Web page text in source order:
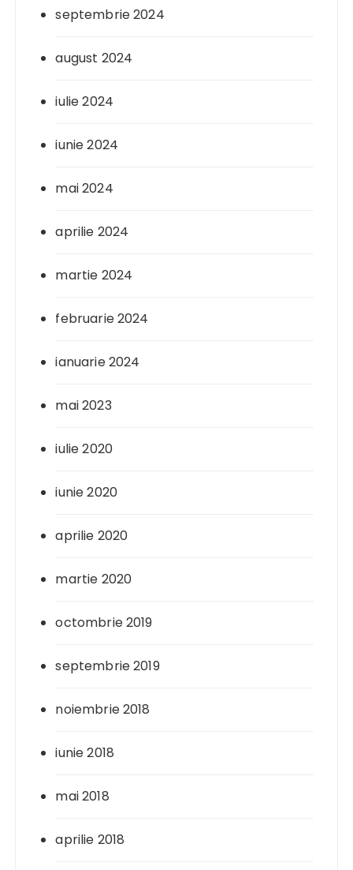
septembrie 2024
august 2024
iulie 2024
iunie 2024
mai 2024
aprilie 2024
martie 2024
februarie 2024
ianuarie 2024
mai 2023
iulie 2020
iunie 2020
aprilie 2020
martie 2020
octombrie 2019
septembrie 2019
noiembrie 2018
iunie 2018
mai 2018
aprilie 2018